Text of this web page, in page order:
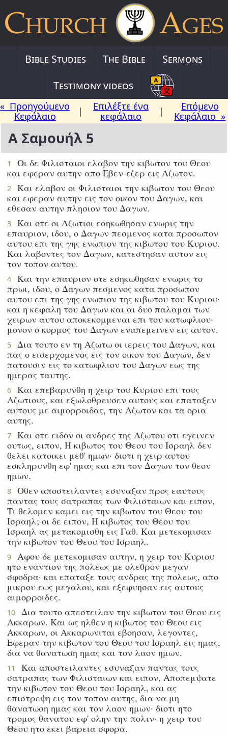
Bible Studies The Bible
Sermons
Testimony videos
« Προηγούμενο
Κεφάλαιο
|
Επιλέξτε ένα
κεφάλαιο
|
Επόμενο
Κεφάλαιο »
Α Σαμουήλ 5
1
Οι δε Φιλισταιοι ελαβον την κιβωτον του Θεου
και εφεραν αυτην απο Εβεν-εζερ εις Αζωτον.
2
Και ελαβον οι Φιλισταιοι την κιβωτον του Θεου
και εφεραν αυτην εις τον οικον του Δαγων, και
εθεσαν αυτην πλησιον του Δαγων.
3
Και οτε οι Αζωτιοι εσηκωθησαν ενωρις την
επαυριον, ιδου, ο Δαγων πεσμενος κατα προσωπον
αυτου επι της γης ενωπιον της κιβωτου του Κυριου.
Και λαβοντες τον Δαγων, κατεστησαν αυτον εις
τον τοπον αυτου.
4
Και την επαυριον οτε εσηκωθησαν ενωρις το
πρωι, ιδου, ο Δαγων πεσμενος κατα προσωπον
αυτου επι της γης ενωπιον της κιβωτου του Κυριου·
και η κεφαλη του Δαγων και αι δυο παλαμαι των
χειρων αυτου αποκεκομμεναι επι του κατωφλιου·
μονον ο κορμος του Δαγων εναπεμεινεν εις αυτον.
5
Δια τουτο εν τη Αζωτω οι ιερεις του Δαγων, και
πας ο εισερχομενος εις τον οικον του Δαγων, δεν
πατουσιν εις το κατωφλιον του Δαγων εως της
ημερας ταυτης.
6
Και επεβαρυνθη η χειρ του Κυριου επι τους
Αζωτιους, και εξωλοθρευσεν αυτους και επαταξεν
αυτους με αιμορροιδας, την Αζωτον και τα ορια
αυτης.
7
Και οτε ειδον οι ανδρες της Αζωτου οτι εγεινεν
ουτως, ειπον, Η κιβωτος του Θεου του Ισραηλ δεν
θελει κατοικει μεθ' ημων· διοτι η χειρ αυτου
εσκληρυνθη εφ' ημας και επι τον Δαγων τον θεον
ημων.
8
Οθεν αποστειλαντες εσυναξαν προς εαυτους
παντας τους σατραπας των Φιλισταιων και ειπον,
Τι θελομεν καμει εις την κιβωτον του Θεου του
Ισραηλ; οι δε ειπον, Η κιβωτος του Θεου του
Ισραηλ ας μετακομισθη εις Γαθ. Και μετεκομισαν
την κιβωτον του Θεου του Ισραηλ.
9
Αφου δε μετεκομισαν αυτην, η χειρ του Κυριου
ητο εναντιον της πολεως με ολεθρον μεγαν
σφοδρα· και επαταξε τους ανδρας της πολεως, απο
μικρου εως μεγαλου, και εξεφυησαν εις αυτους
αιμορροιδες.
10
Δια τουτο απεστειλαν την κιβωτον του Θεου εις
Ακκαρων. Και ως ηλθεν η κιβωτος του Θεου εις
Ακκαρων, οι Ακκαρωνιται εβοησαν, λεγοντες,
Εφεραν την κιβωτον του Θεου του Ισραηλ εις ημας,
δια να θανατωση ημας και τον λαον ημων.
11
Και αποστειλαντες εσυναξαν παντας τους
σατραπας των Φιλισταιων και ειπον, Αποπεμψατε
την κιβωτον του Θεου του Ισραηλ, και ας
επιστρεψη εις τον τοπον αυτης, δια να μη
θανατωση ημας και τον λαον ημων· διοτι ητο
τρομος θανατου εφ' ολην την πολιν· η χειρ του
Θεου ητο εκει βαρεια σφορα.